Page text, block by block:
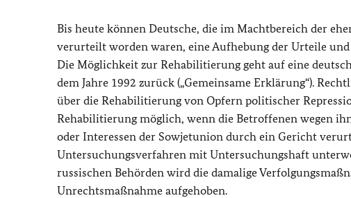
Bis heute können Deutsche, die im Machtbereich der
verurteilt worden waren, eine Aufhebung der Urteile
Die Möglichkeit zur Rehabilitierung geht auf eine
dem Jahre 1992 zurück („Gemeinsame Erklärung“).
über die Rehabilitierung von Opfern politischer
Rehabilitierung möglich, wenn die Betroffenen wegen
oder Interessen der Sowjetunion durch ein Gericht
Untersuchungsverfahren mit Untersuchungshaft
russischen Behörden wird die damalige
Unrechtsmaßnahme aufgehoben.